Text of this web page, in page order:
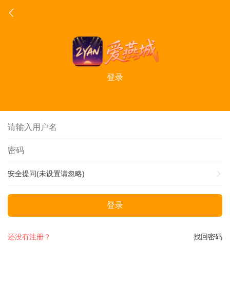
登录
安全提问(未设置请忽略)
登录
找回密码
还没有注册？